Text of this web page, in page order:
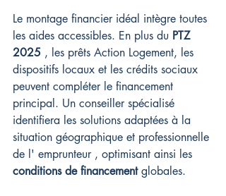
Le montage financier idéal intègre toutes
les aides accessibles. En plus du PTZ
2025 , les prêts Action Logement, les
dispositifs locaux et les crédits sociaux
peuvent compléter le financement
principal. Un conseiller spécialisé
identifiera les solutions adaptées à la
situation géographique et professionnelle
de l' emprunteur , optimisant ainsi les
conditions de financement globales.